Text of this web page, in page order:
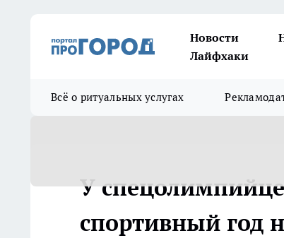
Новости
Лайфхаки
Всё о ритуальных услугах
У
спортивный год